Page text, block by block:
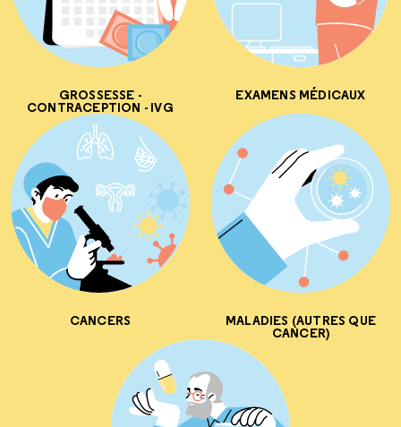
GROSSESSE -
CONTRACEPTION - IVG
EXAMENS MÉDICAUX
CANCERS MALADIES (AUTRES QUE
CANCER)